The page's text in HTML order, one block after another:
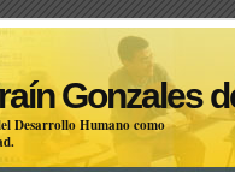
Gonzales
Desarrollo Humano como